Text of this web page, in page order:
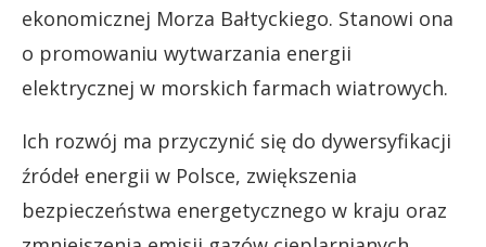
ekonomicznej Morza Bałtyckiego. Stanowi ona
o promowaniu wytwarzania energii
elektrycznej w morskich farmach wiatrowych.
Ich rozwój ma przyczynić się do dywersyfikacji
źródeł energii w Polsce, zwiększenia
bezpieczeństwa energetycznego w kraju oraz